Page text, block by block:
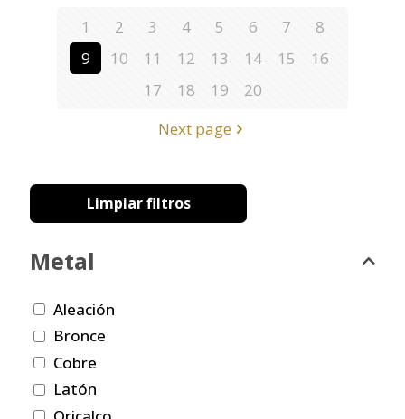
1 2 3 4 5 6 7
8
9
10 11 12 13 14 15
16
17
18 19
20
Next page
Limpiar filtros
Metal
Aleación
Bronce
Cobre
Latón